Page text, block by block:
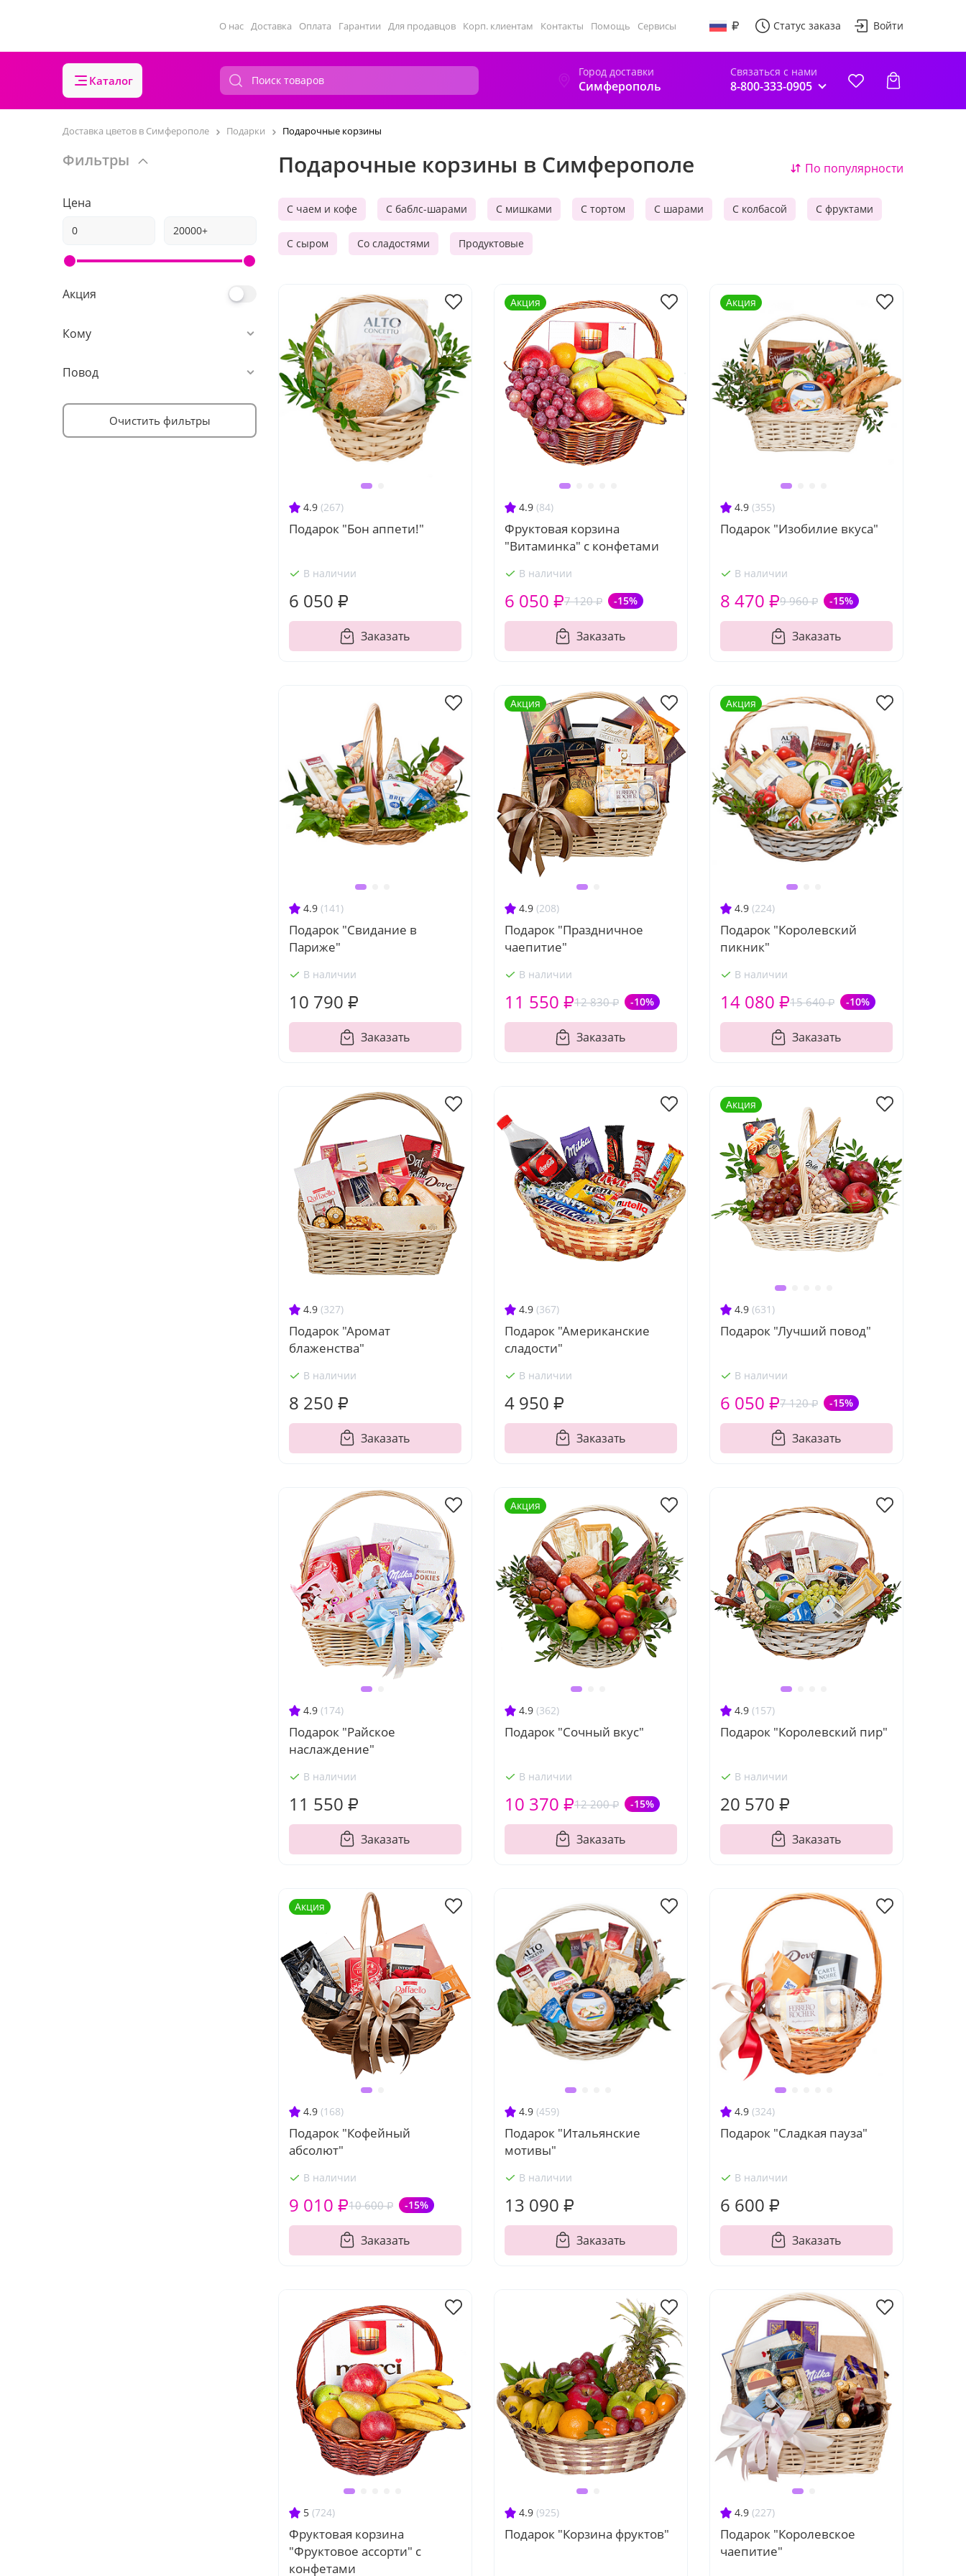
О нас Доставка Оплата Гарантии Для продавцов Корп. клиентам Контакты Помощь Сервисы Статус заказа Войти
Каталог
Город доставки
Симферополь
Связаться с нами
8-800-333-0905
Доставка цветов в Симферополе Подарки Подарочные корзины
Фильтры
Цена
Акция
Кому
Повод
Очистить фильтры
Подарочные корзины в Симферополе По популярности
С чаем и кофе С баблс-шарами С мишками С тортом С шарами С колбасой С фруктами
С сыром Со сладостями Продуктовые
4.9 (267)
Подарок "Бон аппети!"
В наличии
6 050 ₽
Заказать
4.9 (84)
Фруктовая корзина
"Витаминка" с конфетами
В наличии
7 120 ₽ -15%
6 050 ₽
Заказать
Акция
4.9 (355)
Подарок "Изобилие вкуса"
В наличии
9 960 ₽ -15%
8 470 ₽
Заказать
Акция
4.9 (141)
Подарок "Свидание в
Париже"
В наличии
10 790 ₽
Заказать
4.9 (208)
Подарок "Праздничное
чаепитие"
В наличии
12 830 ₽ -10%
11 550 ₽
Заказать
Акция
4.9 (224)
Подарок "Королевский
пикник"
В наличии
15 640 ₽ -10%
14 080 ₽
Заказать
Акция
4.9 (327)
Подарок "Аромат
блаженства"
В наличии
8 250 ₽
Заказать
4.9 (367)
Подарок "Американские
сладости"
В наличии
4 950 ₽
Заказать
4.9 (631)
Подарок "Лучший повод"
В наличии
7 120 ₽ -15%
6 050 ₽
Заказать
Акция
4.9 (174)
Подарок "Райское
наслаждение"
В наличии
11 550 ₽
Заказать
4.9 (362)
Подарок "Сочный вкус"
В наличии
12 200 ₽ -15%
10 370 ₽
Заказать
Акция
4.9 (157)
Подарок "Королевский пир"
В наличии
20 570 ₽
Заказать
4.9 (168)
Подарок "Кофейный
абсолют"
В наличии
10 600 ₽ -15%
9 010 ₽
Заказать
Акция
4.9 (459)
Подарок "Итальянские
мотивы"
В наличии
13 090 ₽
Заказать
4.9 (324)
Подарок "Сладкая пауза"
В наличии
6 600 ₽
Заказать
5 (724)
Фруктовая корзина
"Фруктовое ассорти" с
конфетами
4.9 (925)
Подарок "Корзина фруктов"
4.9 (227)
Подарок "Королевское
чаепитие"